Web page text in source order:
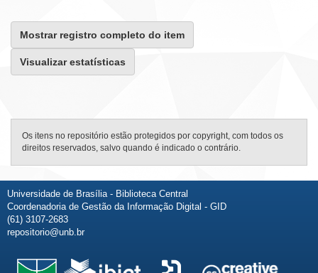
Mostrar registro completo do item
Visualizar estatísticas
Os itens no repositório estão protegidos por copyright, com todos os
direitos reservados, salvo quando é indicado o contrário.
Universidade de Brasília - Biblioteca Central
Coordenadoria de Gestão da Informação Digital - GID
(61) 3107-2683
repositorio@unb.br